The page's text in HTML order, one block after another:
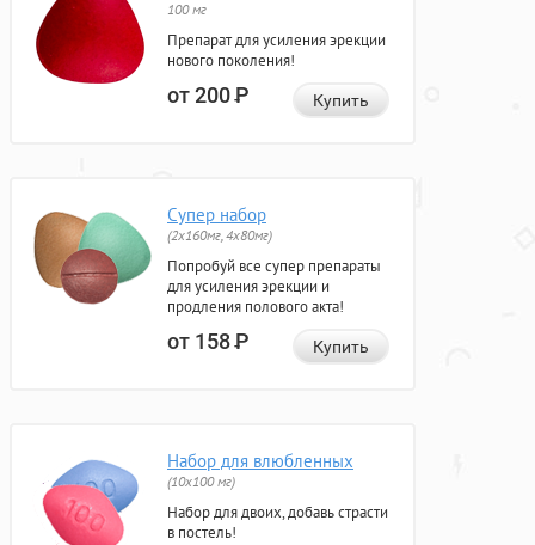
100 мг
Препарат для усиления эрекции
нового поколения!
от 200Р Купить
Супер набор
(2х160мг, 4х80мг)
Попробуй все супер препараты
для усиления эрекции и
продления полового акта!
от 158Р Купить
Набор для влюбленных
(10х100 мг)
Набор для двоих, добавь страсти
в постель!